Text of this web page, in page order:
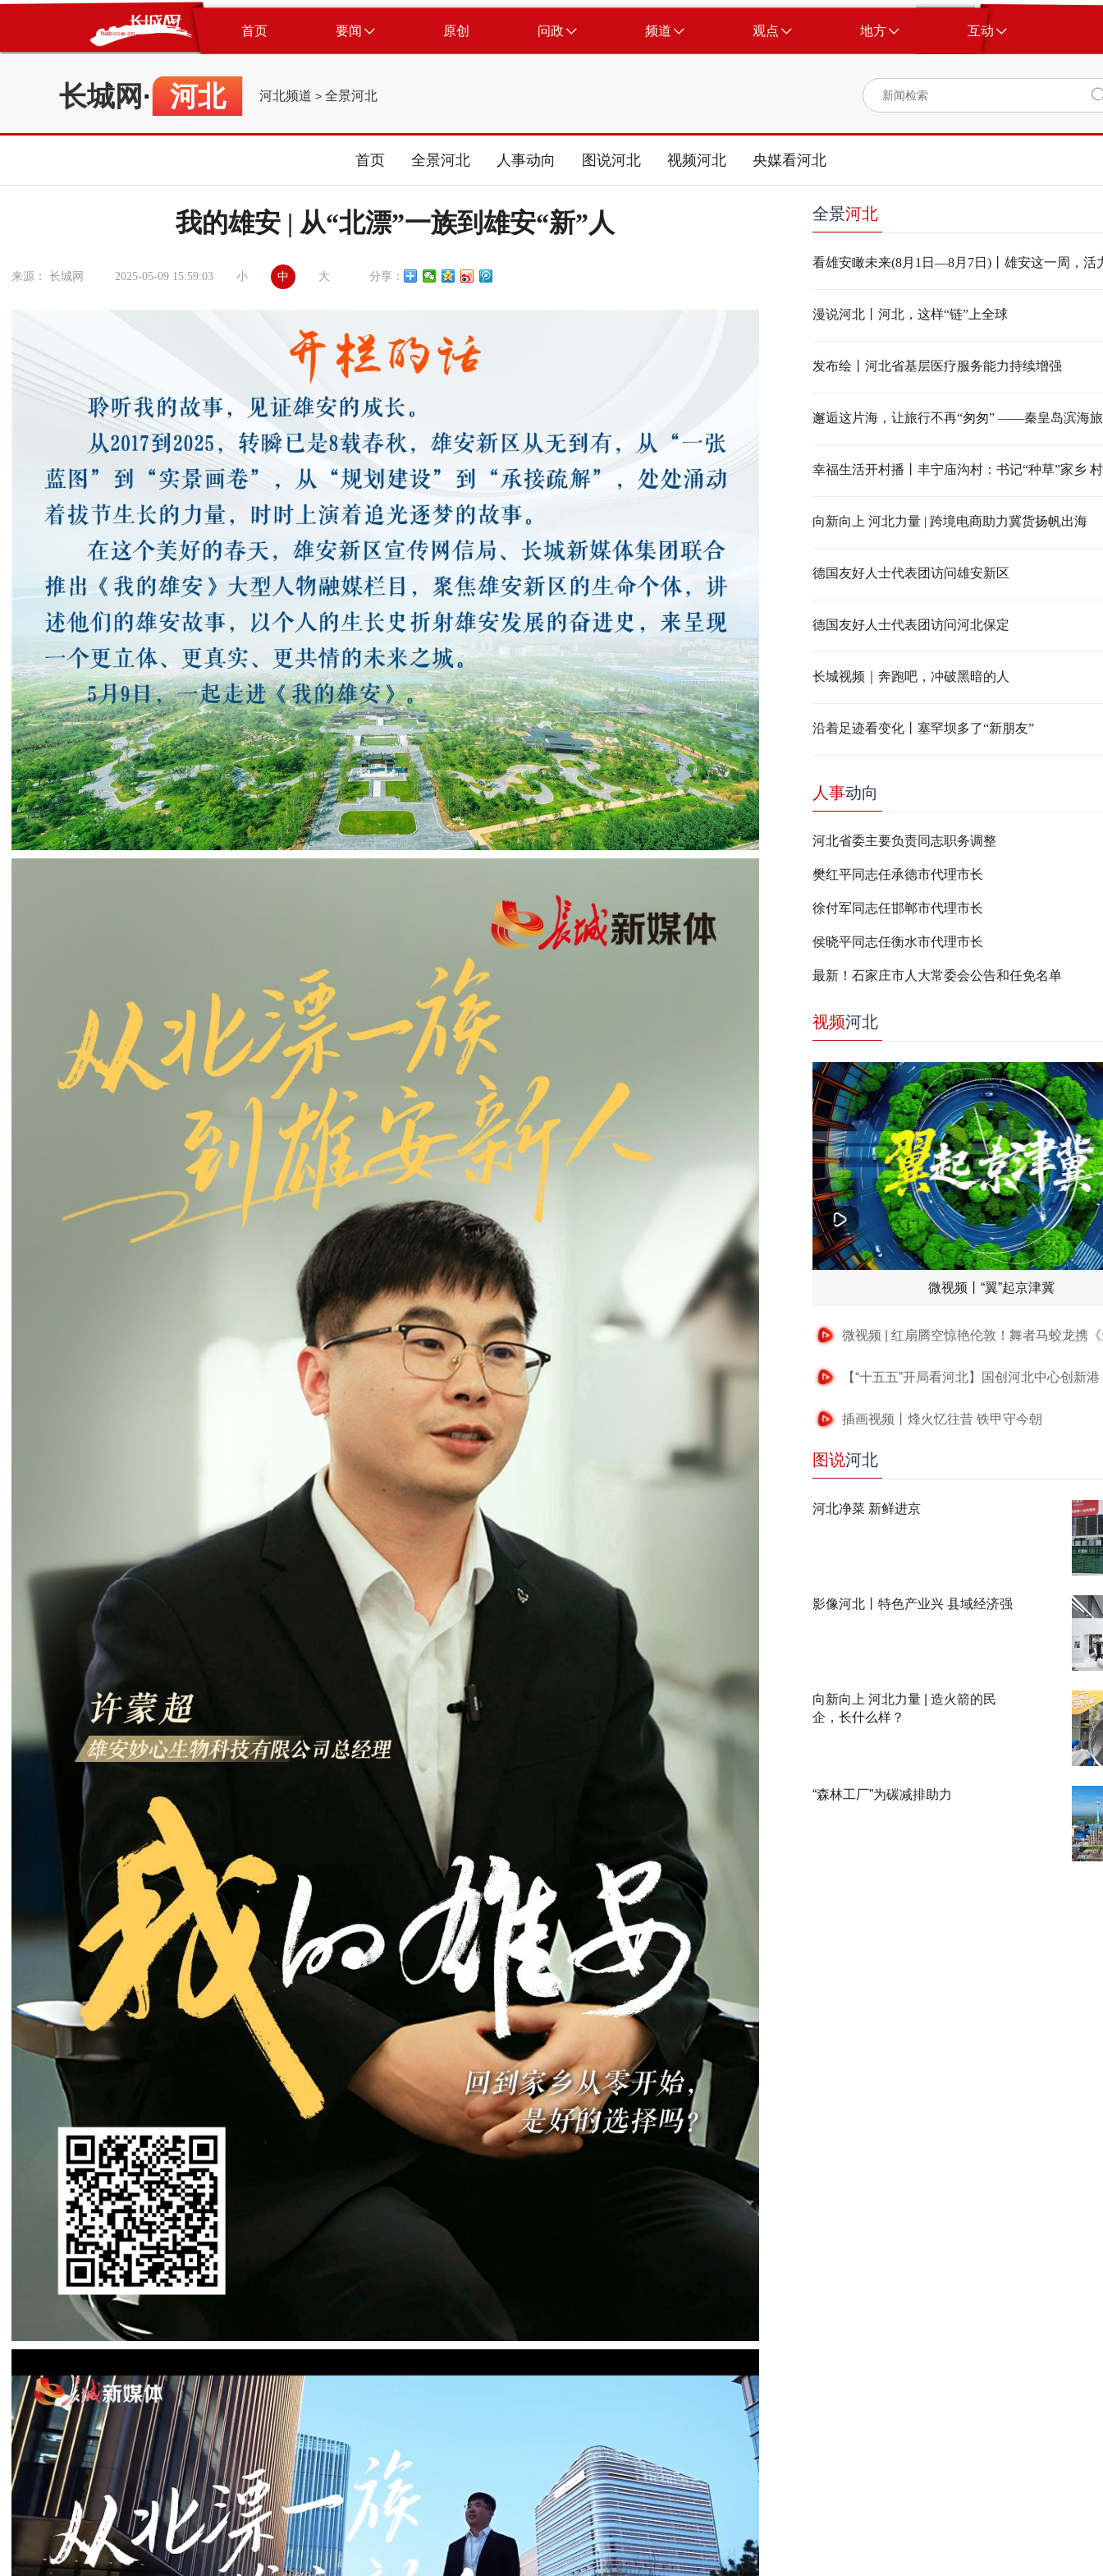
首页 要闻 原创 问政 频道 观点 地方 互动
长城网 · 河北 河北频道 > 全景河北
首页 全景河北 人事动向 图说河北 视频河北 央媒看河北
我的雄安 | 从“北漂”一族到雄安“新”人
来源： 长城网 2025-05-09 15:59:03 小 中 大 分享：
全景河北
看雄安瞰未来(8月1日—8月7日)丨雄安这一周，活
漫说河北丨河北，这样“链”上全球
发布绘丨河北省基层医疗服务能力持续增强
幸福生活开村播丨丰宁庙沟村：书记“种草”家乡
向新向上 河北力量 | 跨境电商助力冀货扬帆出海
德国友好人士代表团访问雄安新区
德国友好人士代表团访问河北保定
长城视频｜奔跑吧，冲破黑暗的人
沿着足迹看变化丨塞罕坝多了“新朋友”
人事动向
河北省委主要负责同志职务调整
樊红平同志任承德市代理市长
徐付军同志任邯郸市代理市长
侯晓平同志任衡水市代理市长
最新！石家庄市人大常委会公告和任免名单
视频河北
微视频丨“翼”起京津冀
插画视频丨烽火忆往昔 铁甲守今朝
图说河北
河北净菜 新鲜进京
影像河北丨特色产业兴 县域经济强
向新向上 河北力量 | 造火箭的民
企，长什么样？
“森林工厂”为碳减排助力